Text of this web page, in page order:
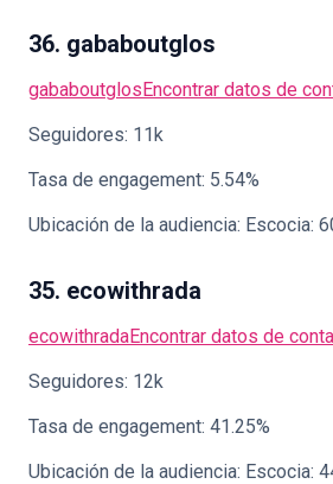
36. gababoutglos
gababoutglosEncontrar datos de
Seguidores: 11k
Tasa de engagement: 5.54%
Ubicación de la audiencia: Escocia:
35. ecowithrada
ecowithradaEncontrar datos de
Seguidores: 12k
Tasa de engagement: 41.25%
Ubicación de la audiencia: Escocia: